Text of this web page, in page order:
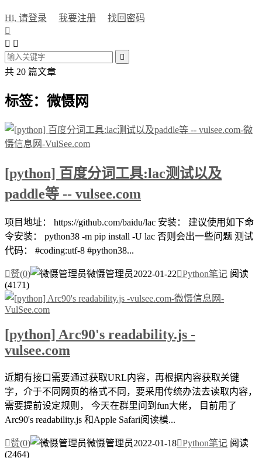
Hi, 请登录 我要注册
找回密码

 

共 20 篇文章
标签：微慑网
[python] 百度分词工具:lac测试以及
paddle等 -- vulsee.com
项目地址： https://github.com/baidu/lac 安装： 建议使用如下命
令安装： python38 -m pip install -U lac 否则会出一些问题 测试
代码： #coding:utf-8 #python38...
赞(0) 微慑管理员2022-01-22Python笔记 阅读
(4171)
[python] Arc90's readability.js -
vulsee.com
近期有接口需要通过获取URL内容，再根据内容获取关键
字，介于不同网页的格式不同，要采用传统办法去读取内容，
需要提前设定规则， 今天在群里问到fun大佬， 目前用了
Arc90's readability.js 和Apple Safari阅读模...
赞(0) 微慑管理员2022-01-18Python笔记 阅读
(2464)